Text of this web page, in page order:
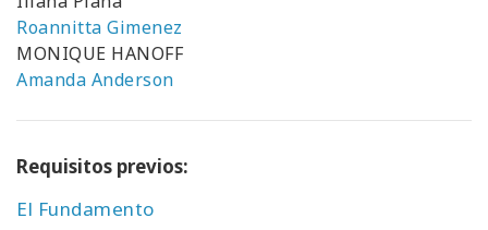
Roannitta Gimenez
MONIQUE HANOFF
Amanda Anderson
Requisitos previos:
El Fundamento